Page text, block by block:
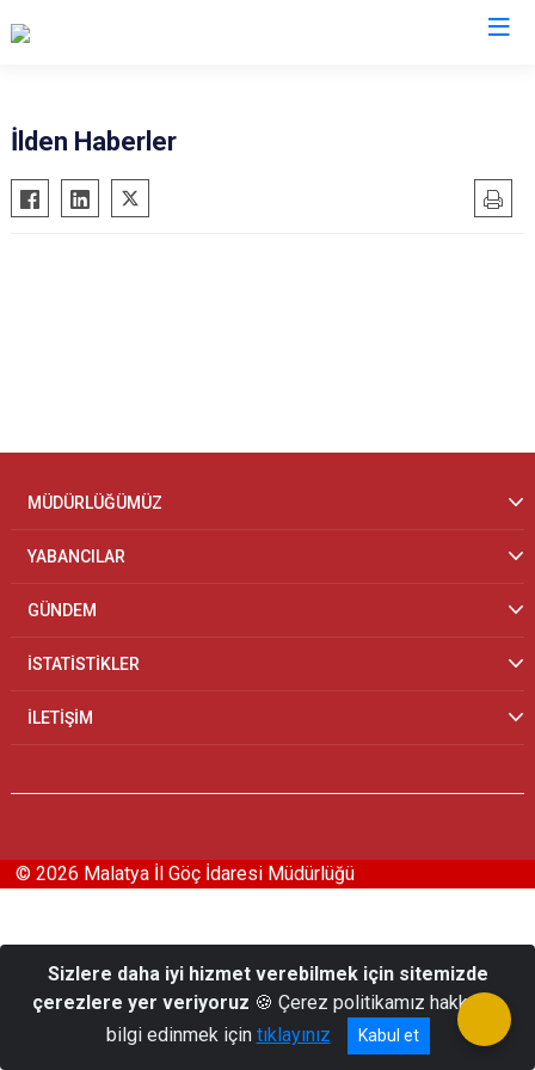
İlden Haberler
MÜDÜRLÜĞÜMÜZ
YABANCILAR
GÜNDEM
İSTATİSTİKLER
İLETİŞİM
© 2026 Malatya İl Göç İdaresi Müdürlüğü
Sizlere daha iyi hizmet verebilmek için sitemizde
çerezlere yer veriyoruz 🍪 Çerez politikamız hakkında
bilgi edinmek için tıklayınız Kabul et